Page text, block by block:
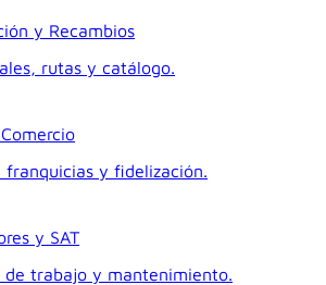
y Recambios
rutas y catálogo.
franquicias y fidelización.
y SAT
de trabajo y mantenimiento.